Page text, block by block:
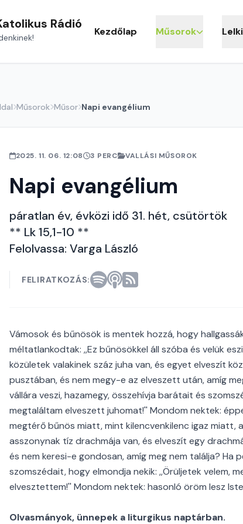
Rádió
Kezdőlap Műsorok
Műsorok Műsor Napi evangélium
2025. 11. 06. 12:08 3 PERC VALLÁSI MŰSOROK
Napi evangélium
páratlan év, évközi idő 31. hét, csütörtök
** Lk 15,1-10 **
Felolvassa: Varga László
FELIRATKOZÁS:
Vámosok és bűnösök is mentek hozzá, hogy
méltatlankodtak: ,,Ez bűnösökkel áll szóba és velük
közületek valakinek száz juha van, és egyet elveszít
pusztában, és nem megy-e az elveszett után, amíg
vállára veszi, hazamegy, összehívja barátait és
megtaláltam elveszett juhomat!'' Mondom nektek:
megtérő bűnös miatt, mint kilencvenkilenc igaz miatt,
asszonynak tíz drachmája van, és elveszít egy
és nem keresi-e gondosan, amíg meg nem találja? Ha
szomszédait, hogy elmondja nekik: ,,Örüljetek velem,
elvesztettem!'' Mondom nektek: hasonló öröm lesz
Olvasmányok, ünnepek a liturgikus naptárban.